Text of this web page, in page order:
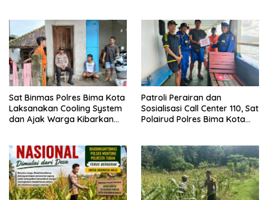
Sat Binmas Polres Bima Kota
Laksanakan Cooling System
dan Ajak Warga Kibarkan
Patroli Perairan dan
Sosialisasi Call Center 110, Sat
Polairud Polres Bima Kota